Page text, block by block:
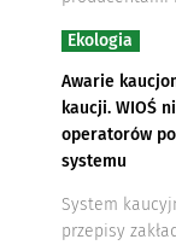
Ekologia
Awarie
kaucji. WIOŚ
operatorów
systemu
System
przepisy